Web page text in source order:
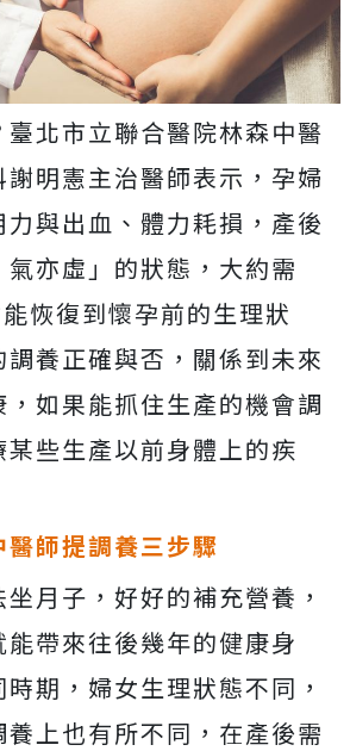
北市立聯合醫院林森中醫
明憲主治醫師表示，孕婦
與出血、體力耗損，產後
亦虛」的狀態，大約需
恢復到懷孕前的生理狀
養正確與否，關係到未來
，如果能抓住生產的機會調
些生產以前身體上的疾
師提調養三步驟
月子，好好的補充營養，
帶來往後幾年的健康身
期，婦女生理狀態不同，
上也有所不同，在產後需